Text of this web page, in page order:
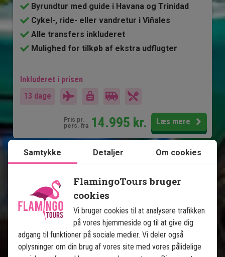
Byrundtur med guide i Havana og Trinidad
Cykel-, ride- eller vandretur i Viñales
Alle transfers inkluderet
Mulighed for tilkøb af ekstra udflugter
Inkluderet i prisen
13 dage
Pris pr.
pers. fra 14.995 kr. Læs mere
Cuba
Se kort
Det bedste af Cuba med badeferie i
Samtykke Detaljer Om cookies
FlamingoTours bruger
cookies
Vi bruger cookies til at analysere trafikken
på vores hjemmeside og til at give dig
adgang til funktioner på sociale medier. Vi deler også
oplysninger om din brug af vores site med vores pålidelige